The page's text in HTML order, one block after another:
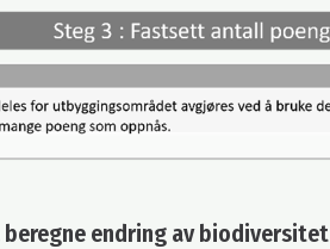
endring av biodiversitet